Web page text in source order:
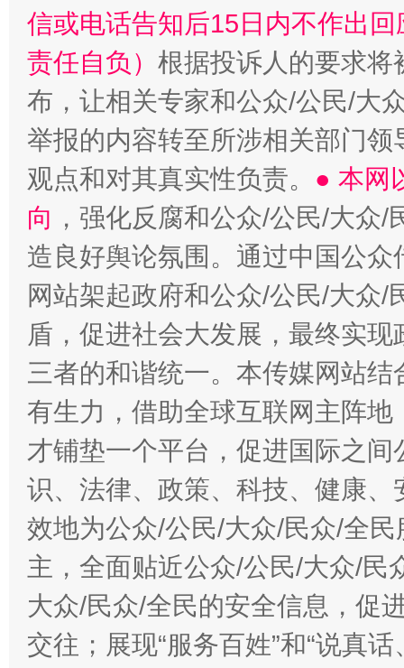
信或电话告知后15日内不作出
责任自负） 根据投诉人的要求将
布，让相关专家和公众/公民/大
举报的内容转至所涉相关部门
观点和对其真实性负责。 ● 本网
向 ，强化反腐和公众/公民/大众
造良好舆论氛围。通过中国公
网站架起政府和公众/公民/大众
盾，促进社会大发展，最终实
三者的和谐统一。本传媒网站
有生力，借助全球互联网主阵
才铺垫一个平台，促进国际之
识、法律、政策、科技、健康
效地为公众/公民/大众/民众/全
主，全面贴近公众/公民/大众/民
大众/民众/全民的安全信息，促
交往；展现“服务百姓”和“说真